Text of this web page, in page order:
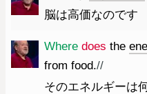
脳は高価なのです
Where does the
from food.//
そのエネルギーは